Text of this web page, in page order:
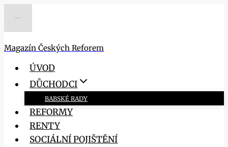
Magazín Českých Reforem
ÚVOD
DŮCHODCI
BABSKÉ RADY
REFORMY
RENTY
SOCIÁLNÍ POJIŠTĚNÍ